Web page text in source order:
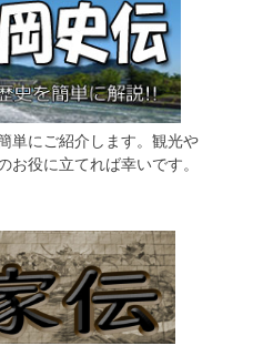
単にご紹介します。観光や
お役に立てれば幸いです。